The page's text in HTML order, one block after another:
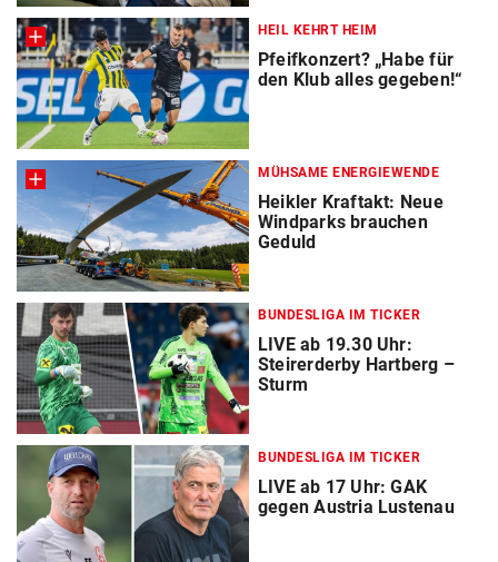
HEIL KEHRT HEIM
Pfeifkonzert? „Habe für
den Klub alles gegeben!“
MÜHSAME ENERGIEWENDE
Heikler Kraftakt: Neue
Windparks brauchen
Geduld
BUNDESLIGA IM TICKER
LIVE ab 19.30 Uhr:
Steirerderby Hartberg –
Sturm
BUNDESLIGA IM TICKER
LIVE ab 17 Uhr: GAK
gegen Austria Lustenau